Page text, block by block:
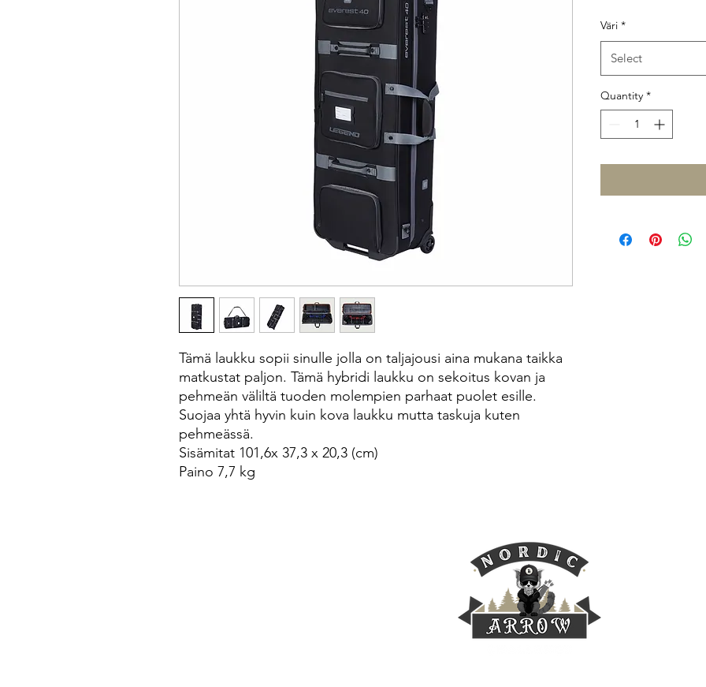
Tämä laukku sopii sinulle jolla on taljajousi aina mukana taikka
matkustat paljon. Tämä hybridi laukku on sekoitus kovan ja
pehmeän väliltä tuoden molempien parhaat puolet esille.
Suojaa yhtä hyvin kuin kova laukku mutta taskuja kuten
pehmeässä.
Sisämitat 101,6x 37,3 x 20,3 (cm)
Paino 7,7 kg
Väri *
Select
Quantity *